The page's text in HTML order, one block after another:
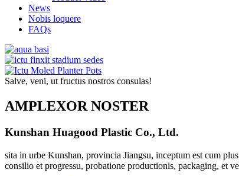
News
Nobis loquere
FAQs
Salve, veni, ut fructus nostros consulas!
AMPLEXOR NOSTER
Kunshan Huagood Plastic Co., Ltd.
sita in urbe Kunshan, provincia Jiangsu, inceptum est cum
consilio et progressu, probatione productionis, packaging, et